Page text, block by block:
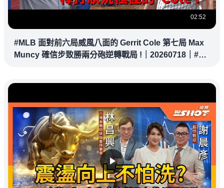
02:52
#MLB 面對前六局威風八面的 Gerrit Cole 第七局 Max
Muncy 確信步致勝兩分砲逆轉戰局 !｜20260718｜#洛